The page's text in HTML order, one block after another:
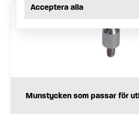
Munstycken som passar för
Acceptera alla